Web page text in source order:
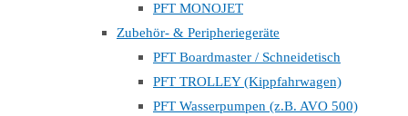
PFT MONOJET
Zubehör- & Peripheriegeräte
PFT Boardmaster / Schneidetisch
PFT TROLLEY (Kippfahrwagen)
PFT Wasserpumpen (z.B. AVO 500)